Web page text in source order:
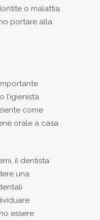
o malattia
portare alla
l’igienista
come
orale a casa
il dentista
una
essere